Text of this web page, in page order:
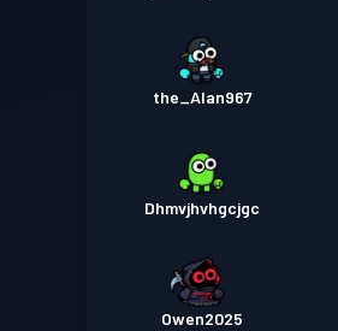
the_Alan967
Dhmvjhvhgcjgc
Owen2025